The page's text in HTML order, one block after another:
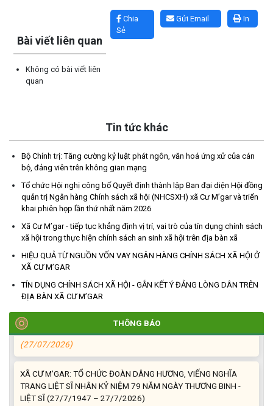
In
Gửi Email
Chia
Sẻ
Bài viết liên quan
Không có bài viết liên
quan
Tin tức khác
Bộ Chính trị: Tăng cường kỷ luật phát ngôn, văn hoá ứng xử của cán
bộ, đảng viên trên không gian mạng
Tổ chức Hội nghị công bố Quyết định thành lập Ban đại diện Hội đồng
quản trị Ngân hàng Chính sách xã hội (NHCSXH) xã Cư M’gar và triển
khai phiên họp lần thứ nhất năm 2026
Xã Cư M’gar - tiếp tục khẳng định vị trí, vai trò của tín dụng chính sách
xã hội trong thực hiện chính sách an sinh xã hội trên địa bàn xã
HIỆU QUẢ TỪ NGUỒN VỐN VAY NGÂN HÀNG CHÍNH SÁCH XÃ HỘI Ở
XÃ CƯ M’GAR
TÍN DỤNG CHÍNH SÁCH XÃ HỘI - GẮN KẾT Ý ĐẢNG LÒNG DÂN TRÊN
ĐỊA BÀN XÃ CƯ M’GAR
THÔNG BÁO
TRIỂN KHAI, GIAO NHIỆM VỤ TÌM KIẾM, QUY TẬP VÀ XÁC ĐỊNH
DANH TÍNH HÀI CỐT LIỆT SĨ
(27/07/2026)
HỘI LIÊN HIỆP PHỤ NỮ XÃ THĂM, TẶNG QUÀ CÁC GIA ĐÌNH
CHÍNH SÁCH NHÂN NGÀY THƯƠNG BINH - LIỆT SĨ 27/7
(27/07/2026)
HỘI NGƯỜI CAO TUỔI XÃ CƯ M’GAR: SƠ KẾT CÔNG TÁC HỘI 6
NHẬP
(27/07/2026)
TRANG LIỆT SĨ NHÂN KỶ NIỆM 79 NĂM NGÀY THƯƠNG BINH -
LIỆT SĨ (27/7/1947 – 27/7/2026)